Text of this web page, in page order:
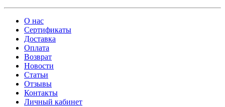
О нас
Сертификаты
Доставка
Оплата
Возврат
Новости
Статьи
Отзывы
Контакты
Личный кабинет